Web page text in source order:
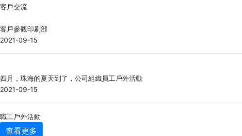
客戶交流
客戶參觀印刷部
2021-09-15
四月，珠海的夏天到了，公司組織員工戶外活動
2021-09-15
職工戶外活動
查看更多